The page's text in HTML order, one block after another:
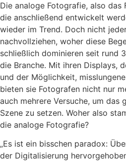
Die analoge Fotografie, also das
die anschließend entwickelt
wieder im Trend. Doch nicht
nachvollziehen, woher diese
schließlich dominieren seit rund
die Branche. Mit ihren Displays,
und der Möglichkeit,
bieten sie Fotografen nicht nur
auch mehrere Versuche, um das
Szene zu setzen. Woher also
die analoge Fotografie?
„Es ist ein bisschen paradox:
der Digitalisierung